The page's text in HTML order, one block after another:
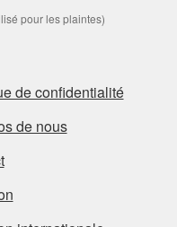
pour les plaintes)
de confidentialité
de nous